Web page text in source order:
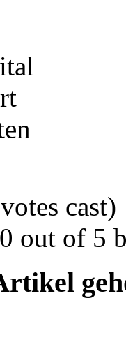
cast)
out of 5